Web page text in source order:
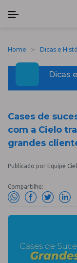
Home Dicas e
Dicas
Cases de
com a Cielo
grandes
Publicado por Equipe
Compartilhe: